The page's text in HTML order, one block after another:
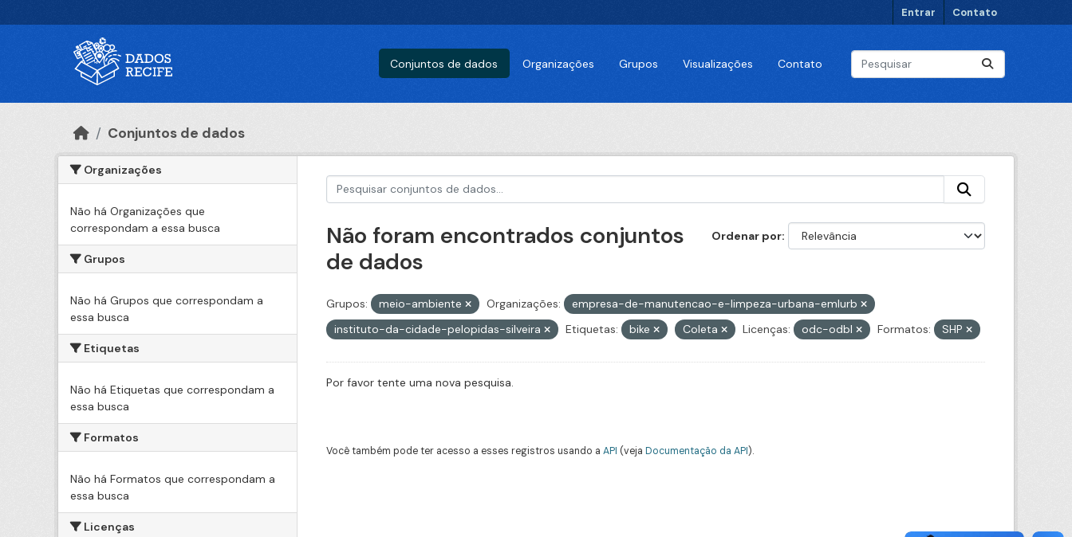
Entrar Contato
Conjuntos de dados Organizações Grupos Visualizações Contato
Conjuntos de dados
Organizações
Não há Organizações que
correspondam a essa busca
Grupos
Não há Grupos que correspondam a
essa busca
Etiquetas
Não há Etiquetas que correspondam a
essa busca
Formatos
Não há Formatos que correspondam a
essa busca
Licenças
Ordenar por
Não foram encontrados conjuntos
de dados
Grupos: meio-ambiente Organizações:
empresa-de-manutencao-e-limpeza-urbana-emlurb
instituto-da-cidade-pelopidas-silveira
Etiquetas: bike Coleta Licenças: odc-odbl Formatos: SHP
Por favor tente uma nova pesquisa.
Você também pode ter acesso a esses registros usando a API (veja Documentação da API).